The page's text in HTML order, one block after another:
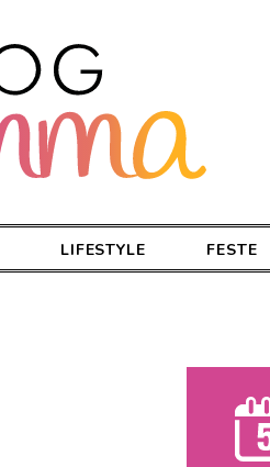
LIFESTYLE FESTE